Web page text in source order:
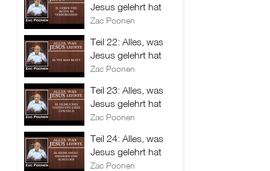
Jesus gelehrt hat
Zac Poonen
Teil 22: Alles, was
Jesus gelehrt hat
Zac Poonen
Teil 23: Alles, was
Jesus gelehrt hat
Zac Poonen
Teil 24: Alles, was
Jesus gelehrt hat
Zac Poonen